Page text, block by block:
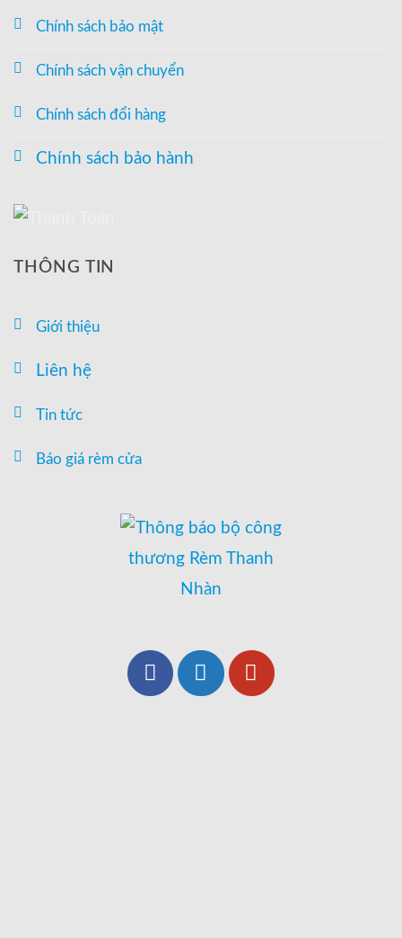
Chính sách bảo mật
Chính sách vận chuyển
Chính sách đổi hàng
Chính sách bảo hành
THÔNG TIN
Giới thiệu
Liên hệ
Tin tức
Báo giá rèm cửa